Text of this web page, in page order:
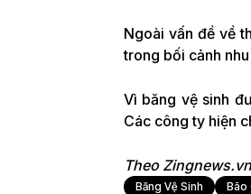
Ngoài vấn đề về
trong bối cảnh
Vì băng vệ sinh
Các công ty hiện
Theo Zingnews.vn
Băng Vệ Sinh Bão